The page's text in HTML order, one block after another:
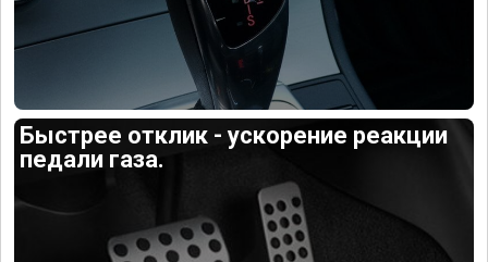
Быстрее отклик - ускорение реакции
педали газа.